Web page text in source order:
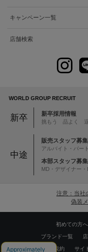
キャンペーン一覧
店舗検索
WORLD GROUP RECRUIT
新卒 新卒採用情報
挑もう 品よく 逞
中途
販売スタッフ募集
アルバイト・パー
本部スタッフ募集
MD・デザイナー
注意：当社
偽装
初めての方へ
ブランド一覧
利用規約 サイ